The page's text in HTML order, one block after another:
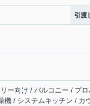
引渡
ー向け / バルコニー / プ
機 / システムキッチン / カ